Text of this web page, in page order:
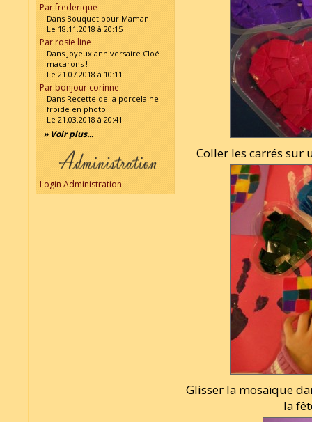
Par frederique
Dans Bouquet pour Maman
Le 18.11.2018 à 20:15
Par rosie line
Dans Joyeux anniversaire Cloé
macarons !
Le 21.07.2018 à 10:11
Par bonjour corinne
Dans Recette de la porcelaine
froide en photo
Le 21.03.2018 à 20:41
» Voir plus...
Login Administration
Coller les carrés sur
Glisser la mosaïque
la